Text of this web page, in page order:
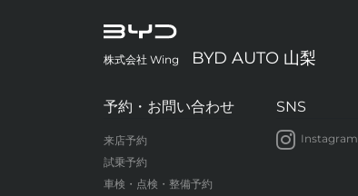
株式会社 Wing BYD AUTO 山梨
予約・お問い合わせ
来店予約
試乗予約
車検・点検・整備予約
SNS
Instagram